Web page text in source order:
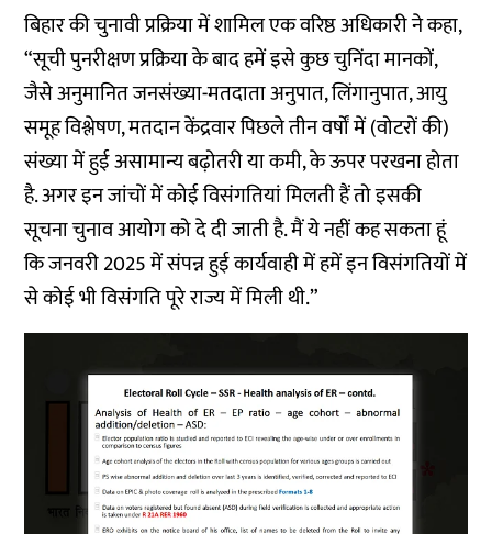
बिहार की चुनावी प्रक्रिया में शामिल एक वरिष्ठ अधिकारी ने कहा,
“सूची पुनरीक्षण प्रक्रिया के बाद हमें इसे कुछ चुनिंदा मानकों,
जैसे अनुमानित जनसंख्या-मतदाता अनुपात, लिंगानुपात, आयु
समूह विश्लेषण, मतदान केंद्रवार पिछले तीन वर्षों में (वोटरों की)
संख्या में हुई असामान्य बढ़ोतरी या कमी, के ऊपर परखना होता
है. अगर इन जांचों में कोई विसंगतियां मिलती हैं तो इसकी
सूचना चुनाव आयोग को दे दी जाती है. मैं ये नहीं कह सकता हूं
कि जनवरी 2025 में संपन्न हुई कार्यवाही में हमें इन विसंगतियों में
से कोई भी विसंगति पूरे राज्य में मिली थी.”